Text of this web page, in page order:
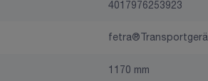
4017976253923
1170 mm